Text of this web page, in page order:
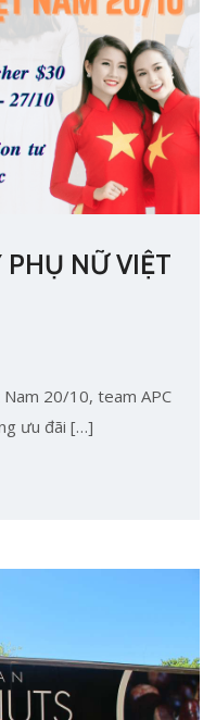
PHỤ NỮ VIỆT
20/10, team APC
ưu đãi […]